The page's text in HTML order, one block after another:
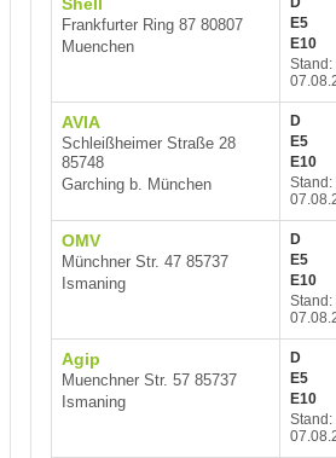
Frankfurter Ring 87 80807
Muenchen
E5
E10
Stand:
AVIA
Schleißheimer Straße 28
85748
Garching b. München
D
E5
E10
Stand:
OMV
Münchner Str. 47 85737
Ismaning
D
E5
E10
Stand:
Agip
Muenchner Str. 57 85737
Ismaning
D
E5
E10
Stand: